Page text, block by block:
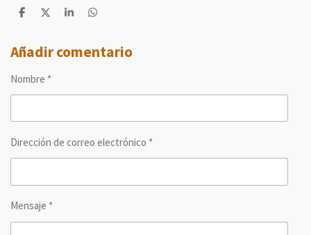
C
p
a
t
C
p
a
C
p
a
C
p
a
Añadir comentario
Nombre *
Dirección de correo electrónico *
Mensaje *